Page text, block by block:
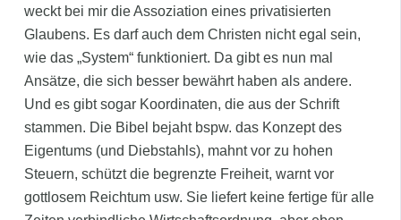
weckt bei mir die Assoziation eines privatisierten
Glaubens. Es darf auch dem Christen nicht egal sein,
wie das „System“ funktioniert. Da gibt es nun mal
Ansätze, die sich besser bewährt haben als andere.
Und es gibt sogar Koordinaten, die aus der Schrift
stammen. Die Bibel bejaht bspw. das Konzept des
Eigentums (und Diebstahls), mahnt vor zu hohen
Steuern, schützt die begrenzte Freiheit, warnt vor
gottlosem Reichtum usw. Sie liefert keine fertige für alle